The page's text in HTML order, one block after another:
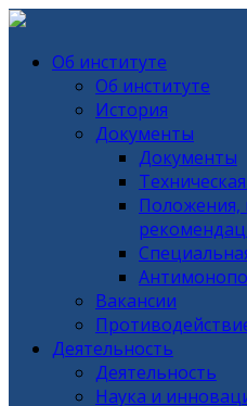
Об институте
Об институте
История
Документы
Документы
Положения,
Вакансии
Деятельность
Деятельность
Наука и